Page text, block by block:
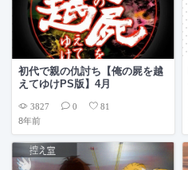
初代で親の仇討ち【俺の屍を越
えてゆけPS版】4月
3827 0 81
8年前